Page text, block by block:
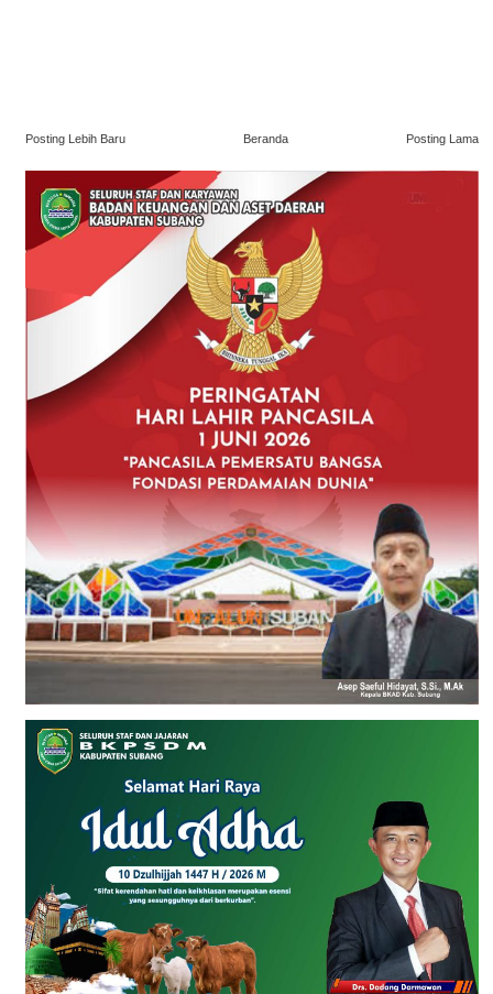
Posting Lebih Baru Posting Lama
Beranda